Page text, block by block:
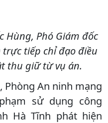
Hùng, Phó Giám đốc
tiếp chỉ đạo điều
thu giữ từ vụ án.
Phòng An ninh mạng
sử dụng công
Hà Tĩnh phát hiện